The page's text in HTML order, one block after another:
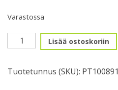
Varastossa
Kartioavain,
15mm,
määrä
Lisää ostoskoriin
Tuotetunnus (SKU): PT100891